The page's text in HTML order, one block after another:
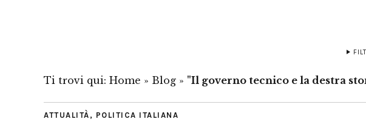
Ti trovi qui: Home » Blog » "Il governo tecnico e la destra
ATTUALITÀ , POLITICA ITALIANA